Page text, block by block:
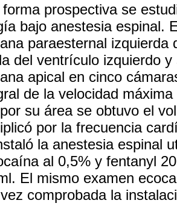
forma prospectiva se
bajo anestesia espinal.
paraesternal izquierda
del ventrículo izquierdo
apical en cinco
de la velocidad
su área se obtuvo el
por la frecuencia
la anestesia espinal
al 0,5% y fentanyl
El mismo examen
comprobada la